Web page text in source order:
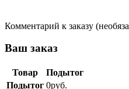
Комментарий к заказу
Ваш заказ
Товар
Подытог
Подытог 0руб.